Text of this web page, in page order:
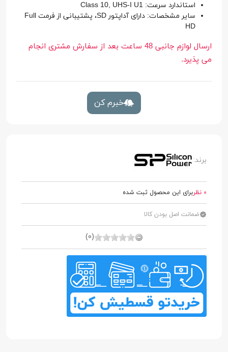
استاندارد سرعت: Class 10, UHS-I U1
سایر مشخصات: دارای آداپتور SD، پشتیبانی از فرمت Full
HD
ارسال لوازم جانبی 48 ساعت بعد از سفارش مشتری انجام
می پذیرد.
خبرم کن
برند:
0 نظر برای این محصول ثبت شده
ضمانت اصل بودن کالا
(0)